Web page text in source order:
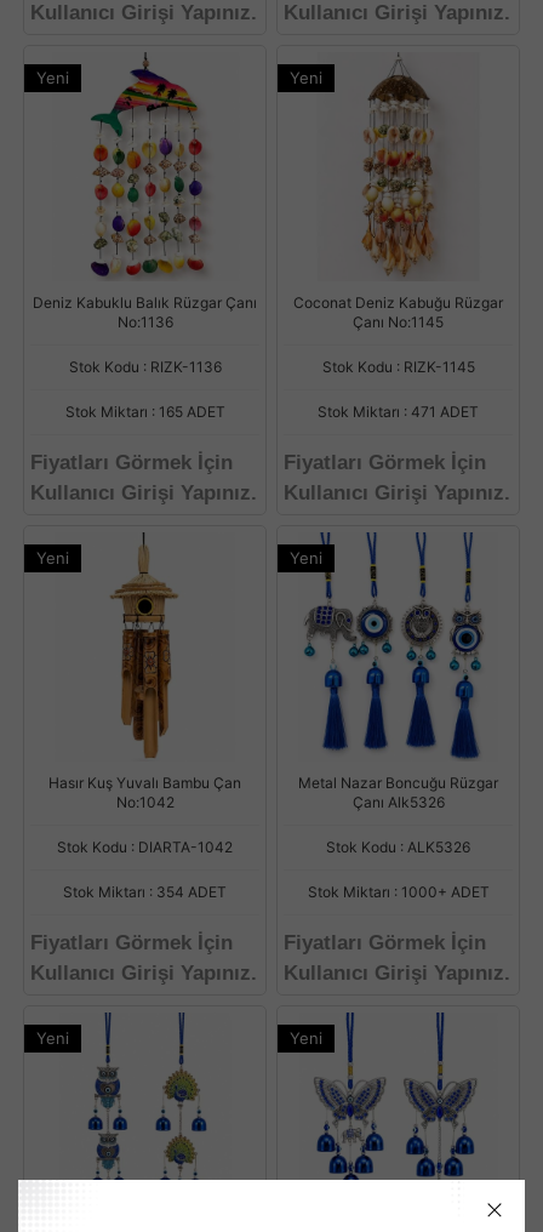
Kullanıcı Girişi Yapınız.
Kullanıcı Girişi Yapınız.
Yeni
Deniz Kabuklu Balık Rüzgar Çanı
No:1136
Stok Kodu : RIZK-1136
Stok Miktarı : 165 ADET
Fiyatları Görmek İçin
Kullanıcı Girişi Yapınız.
Yeni
Coconat Deniz Kabuğu Rüzgar
Çanı No:1145
Stok Kodu : RIZK-1145
Stok Miktarı : 471 ADET
Fiyatları Görmek İçin
Kullanıcı Girişi Yapınız.
Yeni
Hasır Kuş Yuvalı Bambu Çan
No:1042
Stok Kodu : DIARTA-1042
Stok Miktarı : 354 ADET
Fiyatları Görmek İçin
Kullanıcı Girişi Yapınız.
Yeni
Metal Nazar Boncuğu Rüzgar
Çanı Alk5326
Stok Kodu : ALK5326
Stok Miktarı : 1000+ ADET
Fiyatları Görmek İçin
Kullanıcı Girişi Yapınız.
Yeni Yeni